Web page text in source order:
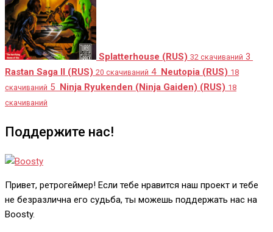
Splatterhouse (RUS) 32 скачиваний 3
Rastan Saga II (RUS) 20 скачиваний 4 Neutopia (RUS) 18
скачиваний 5 Ninja Ryukenden (Ninja Gaiden) (RUS) 18
скачиваний
Поддержите нас!
Привет, ретрогеймер! Если тебе нравится наш проект и тебе
не безразлична его судьба, ты можешь поддержать нас на
Boosty.